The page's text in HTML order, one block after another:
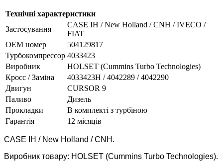
Технічні характеристики
Застосування
CASE IH / New Holland / CNH / IVECO /
FIAT
OEM номер
504129817
Турбокомпрессор 4033423
Виробник
HOLSET (Cummins Turbo Technologies)
Кросс / Заміна
4033423H / 4042289 / 4042290
Двигун
CURSOR 9
Паливо
Дизель
Прокладки
В комплекті з турбіною
Гарантія
12 місяців
CASE IH / New Holland / CNH.
Виробник товару: HOLSET (Cummins Turbo Technologies).